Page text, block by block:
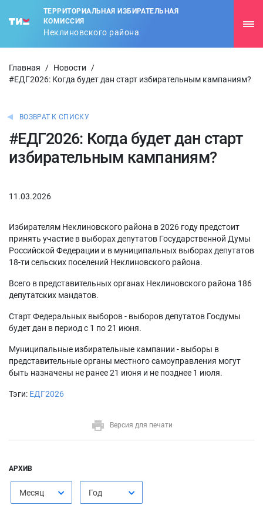
ТЕРРИТОРИАЛЬНАЯ ИЗБИРАТЕЛЬНАЯ
КОМИССИЯ
Неклиновского района
Главная / Новости
/
#ЕДГ2026: Когда будет дан старт избирательным кампаниям?
ВОЗВРАТ К СПИСКУ
#ЕДГ2026: Когда будет дан старт
избирательным кампаниям?
11.03.2026
Избирателям Неклиновского района в 2026 году предстоит
принять участие в выборах депутатов Государственной Думы
Российской Федерации и в муниципальных выборах депутатов
18-ти сельских поселений Неклиновского района.
Всего в представительных органах Неклиновского района 186
депутатских мандатов.
Старт Федеральных выборов - выборов депутатов Госдумы
будет дан в период с 1 по 21 июня.
Муниципальные избирательные кампании - выборы в
представительные органы местного самоуправления могут
быть назначены не ранее 21 июня и не позднее 1 июля.
Тэги: ЕДГ2026
Версия для печати
АРХИВ
Месяц Год